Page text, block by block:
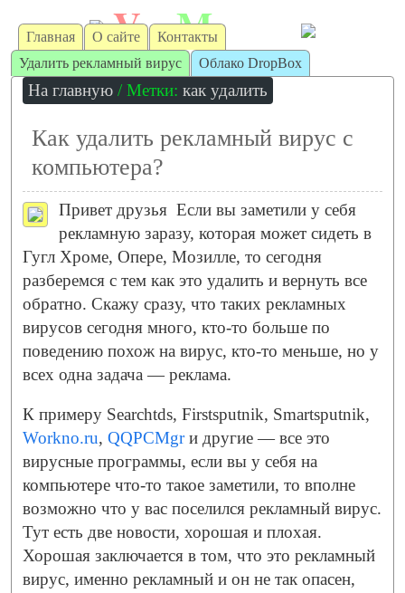
VirtMachine
Главная О сайте
Контакты
Удалить рекламный вирус
Облако DropBox
На главную / Метки: как удалить
Как удалить рекламный вирус с
компьютера?
Привет друзья Если вы заметили у себя
рекламную заразу, которая может сидеть в
Гугл Хроме, Опере, Мозилле, то сегодня
разберемся с тем как это удалить и вернуть все
обратно. Скажу сразу, что таких рекламных
вирусов сегодня много, кто-то больше по
поведению похож на вирус, кто-то меньше, но у
всех одна задача — реклама.
К примеру Searchtds, Firstsputnik, Smartsputnik,
Workno.ru, QQPCMgrи другие — все это
вирусные программы, если вы у себя на
компьютере что-то такое заметили, то вполне
возможно что у вас поселился рекламный вирус.
Тут есть две новости, хорошая и плохая.
Хорошая заключается в том, что это рекламный
вирус, именно рекламный и он не так опасен,